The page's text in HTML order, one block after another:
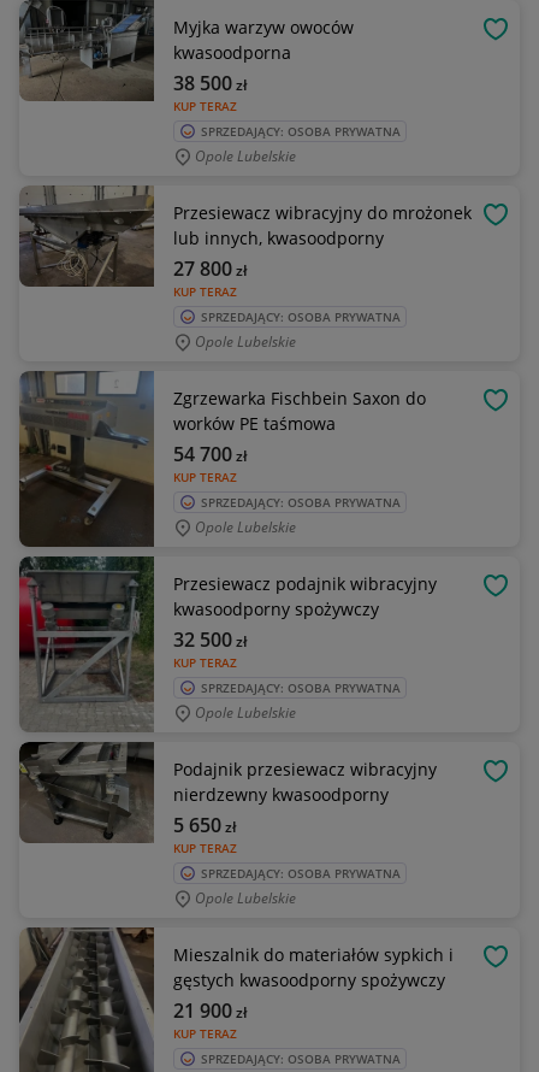
Myjka warzyw owoców
kwasoodporna
KUP TERAZ
38 500zł
SPRZEDAJĄCY: OSOBA PRYWATNA
Opole Lubelskie
Przesiewacz wibracyjny do mrożonek
lub innych, kwasoodporny
KUP TERAZ
27 800zł
SPRZEDAJĄCY: OSOBA PRYWATNA
Opole Lubelskie
Zgrzewarka Fischbein Saxon do
worków PE taśmowa
KUP TERAZ
54 700zł
SPRZEDAJĄCY: OSOBA PRYWATNA
Opole Lubelskie
Przesiewacz podajnik wibracyjny
kwasoodporny spożywczy
KUP TERAZ
32 500zł
SPRZEDAJĄCY: OSOBA PRYWATNA
Opole Lubelskie
Podajnik przesiewacz wibracyjny
nierdzewny kwasoodporny
KUP TERAZ
5 650zł
SPRZEDAJĄCY: OSOBA PRYWATNA
Opole Lubelskie
Mieszalnik do materiałów sypkich i
gęstych kwasoodporny spożywczy
KUP TERAZ
21 900zł
SPRZEDAJĄCY: OSOBA PRYWATNA